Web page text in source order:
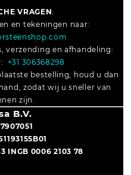
VRAGEN:
en tekeningen naar:
verzending en afhandeling:
+31 306368298
bestelling, houd u dan
zodat wij u sneller van
zijn.
B.V.
INGB 0006 2103 78